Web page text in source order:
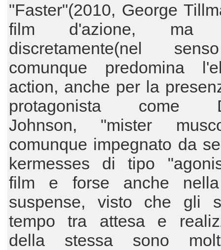
"Faster"(2010, George
film d'azione, ma
discretamente(nel
comunque predomina
action, anche per la
protagonista come
Johnson, "mister
comunque impegnato da
kermesses di tipo
film e forse anche
suspense, visto che gli
tempo tra attesa e
della stessa sono